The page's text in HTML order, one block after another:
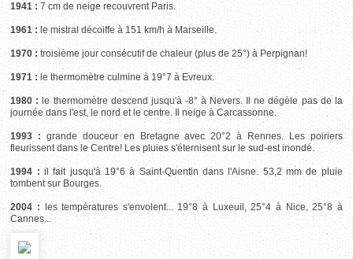
1941 : 7 cm de neige recouvrent Paris.
1961 : le mistral décoiffe à 151 km/h à Marseille.
1970 : troisième jour consécutif de chaleur (plus de 25°) à Perpignan!
1971 : le thermomètre culmine à 19°7 à Evreux.
1980 : le thermomètre descend jusqu'à -8° à Nevers. Il ne dégèle pas de la
journée dans l'est, le nord et le centre. Il neige à Carcassonne.
1993 : grande douceur en Bretagne avec 20°2 à Rennes. Les poiriers
fleurissent dans le Centre! Les pluies s'éternisent sur le sud-est inondé.
1994 : il fait jusqu'à 19°6 à Saint-Quentin dans l'Aisne. 53,2 mm de pluie
tombent sur Bourges.
2004 : les températures s'envolent... 19°8 à Luxeuil, 25°4 à Nice, 25°8 à
Cannes...